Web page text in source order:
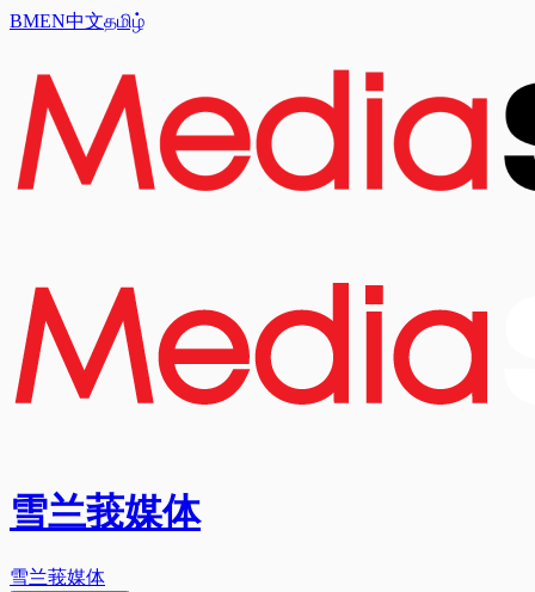
BMEN中文தமிழ்
雪兰莪媒体
雪兰莪媒体